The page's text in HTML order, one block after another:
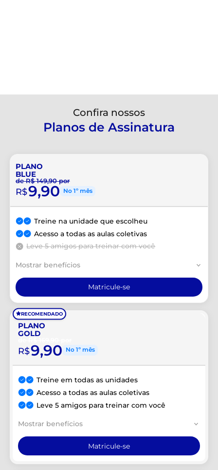
Confira nossos
Planos de Assinatura
PLANO
BLUE
de R$ 149,90 por
R$9,90 No 1º mês
Treine na unidade que escolheu
Acesso a todas as aulas coletivas
Leve 5 amigos para treinar com você
Mostrar benefícios
Matricule-se
PLANO
GOLD
R$9,90 No 1º mês
Treine em todas as unidades
Acesso a todas as aulas coletivas
Leve 5 amigos para treinar com você
Mostrar benefícios
Matricule-se
RECOMENDADO